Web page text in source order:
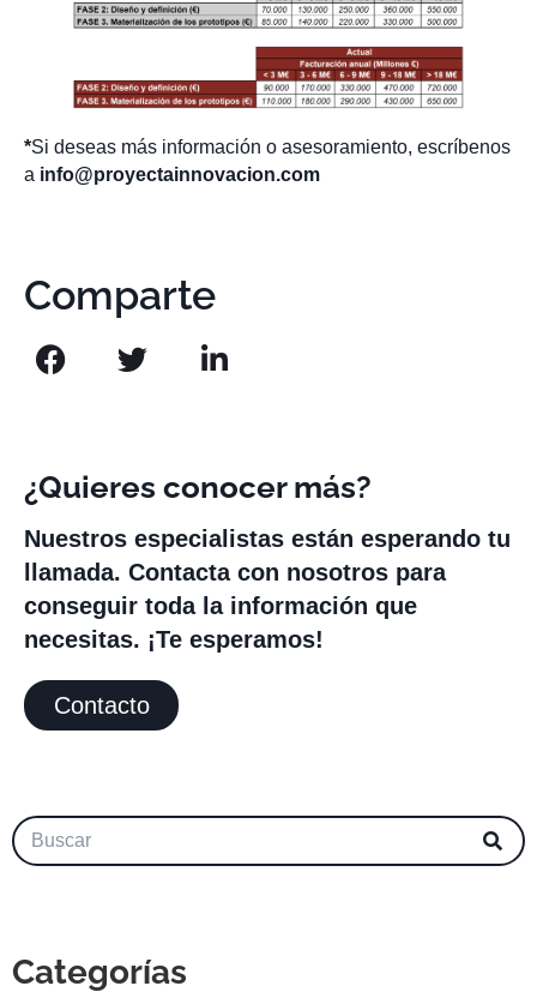
*Si deseas más información o asesoramiento, escríbenos
a info@proyectainnovacion.com
Comparte
¿Quieres conocer más?
Nuestros especialistas están esperando tu
llamada. Contacta con nosotros para
conseguir toda la información que
necesitas. ¡Te esperamos!
Contacto
Categorías